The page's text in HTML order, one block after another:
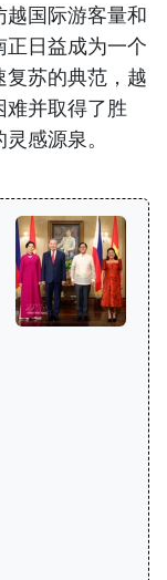
国际游客量和
日益成为一个
苏的典范，越
难并取得了胜
感源泉。